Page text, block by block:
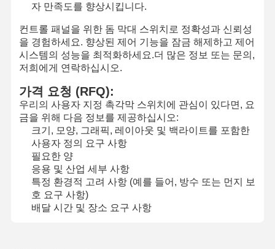
자 만족도를 향상시킵니다.
컨트롤 패널을 위한 돔 막대 스위치로 정확성과 신뢰성
을 경험하세요. 향상된 제어 기능을 잠금 해제하고 제어
시스템의 성능을 최적화하세요.더 많은 정보 또는 문의,
저희에게 연락하십시오.
가격 요청 (RFQ):
우리의 사용자 지정 촉각막 스위치에 관심이 있다면, 요
금을 위해 다음 정보를 제공하십시오:
크기, 모양, 그래픽, 레이아웃 및 백라이트를 포함한
사용자 정의 요구 사항
필요한 양
응용 및 산업 세부 사항
특정 환경적 고려 사항 (예를 들어, 방수 또는 먼지 보
호 요구 사항)
배달 시간 및 장소 요구 사항